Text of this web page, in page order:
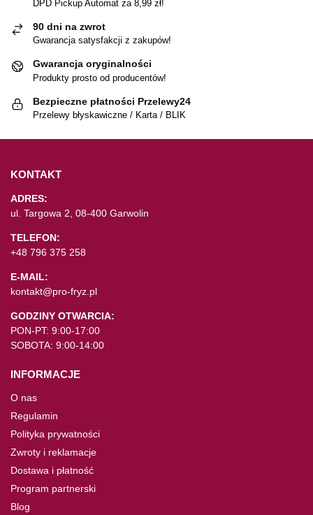
DPD Pickup Automat za 8,99 zł!
90 dni na zwrot
Gwarancja satysfakcji z zakupów!
Gwarancja oryginalności
Produkty prosto od producentów!
Bezpieczne płatności Przelewy24
Przelewy błyskawiczne / Karta / BLIK
KONTAKT
ADRES:
ul. Targowa 2, 08-400 Garwolin
TELEFON:
+48 796 375 258
E-MAIL:
kontakt@pro-fryz.pl
GODZINY OTWARCIA:
PON-PT: 9:00-17:00
SOBOTA: 9:00-14:00
INFORMACJE
O nas
Regulamin
Polityka prywatności
Zwroty i reklamacje
Dostawa i płatność
Program partnerski
Blog